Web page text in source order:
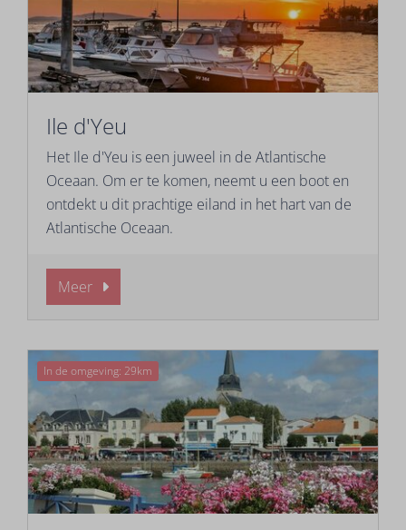
Ile d'Yeu
Het Ile d'Yeu is een juweel in de Atlantische
Oceaan. Om er te komen, neemt u een boot en
ontdekt u dit prachtige eiland in het hart van de
Atlantische Oceaan.
Meer
In de omgeving: 29km